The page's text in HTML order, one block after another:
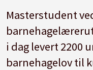
Masterstudent
i dag levert 2200
barnehagelov til